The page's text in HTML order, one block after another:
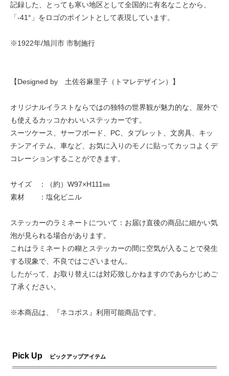
記録した、とっても寒い地区として全国的に有名なことから、
「-41°」をロゴのポイントとして表現しています。
※1922年/旭川市 市制施行
【Designed by 土佐谷麻里子（トマレデザイン）】
オリジナルイラストならではの独特の世界観が魅力的な、屋外で
も使えるカッコかわいいステッカーです。
スーツケース、サーフボード、PC、タブレット、文房具、キッ
チンアイテム、車など、お気に入りのモノに貼ってカッコよくデ
コレーションすることができます。
サイズ ：（約）W97×H111㎜
素材 ：塩化ビニル
ステッカーのラミネートについて：お届け直後の商品に細かい気
泡が見られる場合があります。
これはラミネートの糊とステッカーの間に空気が入ることで発生
する現象で、不良ではございません。
したがって、お取り替えには対応致しかねますのであらかじめご
了承ください。
※本商品は、『ネコポス』利用可能商品です。
Pick Up ピックアップアイテム